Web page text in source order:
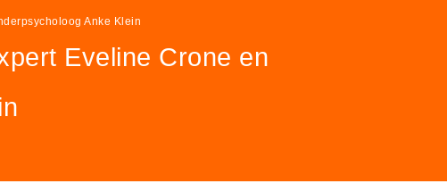
Anke Klein
Eveline Crone en